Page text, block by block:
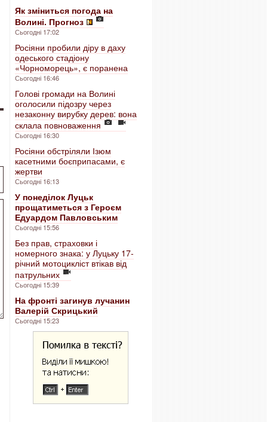
Як зміниться погода на
Волині. Прогноз
Сьогодні 17:02
Росіяни пробили діру в даху
одеського стадіону
«Чорноморець», є поранена
Сьогодні 16:46
Голові громади на Волині
оголосили підозру через
незаконну вирубку дерев: вона
склала повноваження
Сьогодні 16:30
Росіяни обстріляли Ізюм
касетними боєприпасами, є
жертви
Сьогодні 16:13
У понеділок Луцьк
прощатиметься з Героєм
Едуардом Павловським
Сьогодні 15:56
Без прав, страховки і
номерного знака: у Луцьку 17-
річний мотоцикліст втікав від
патрульних
Сьогодні 15:39
На фронті загинув лучанин
Валерій Скрицький
Сьогодні 15:23